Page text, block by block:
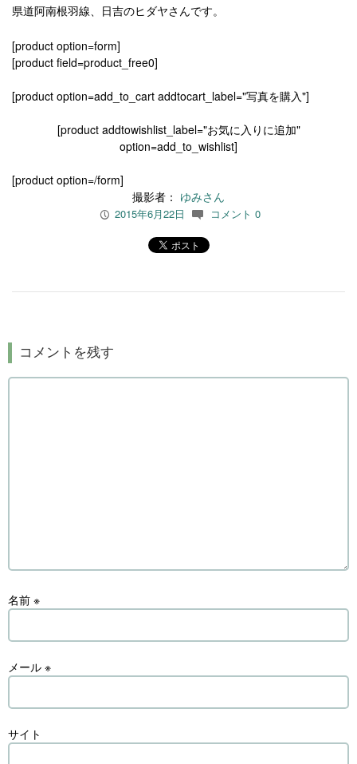
県道阿南根羽線、日吉のヒダヤさんです。
[product option=form]
[product field=product_free0]
[product option=add_to_cart addtocart_label="写真を購入"]
[product addtowishlist_label="お気に入りに追加"
option=add_to_wishlist]
[product option=/form]
撮影者： ゆみさん
P 2015年6月22日 c コメント 0
コメントを残す
名前 ※
メール ※
サイト